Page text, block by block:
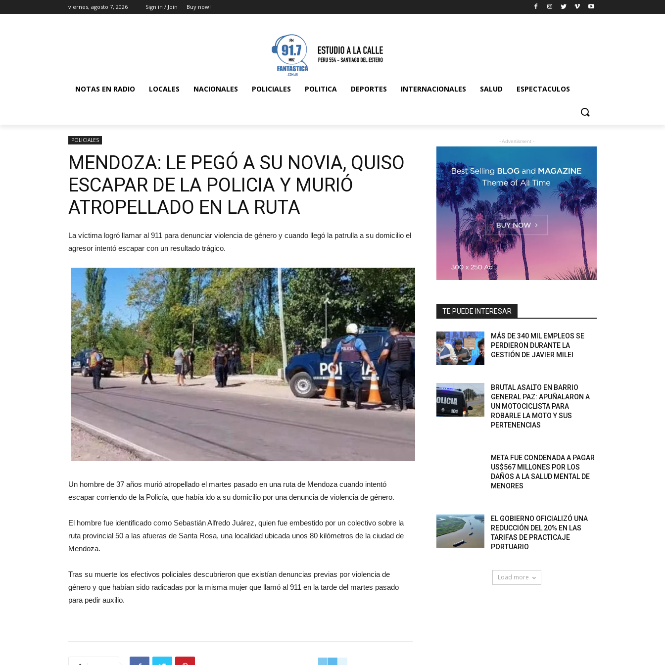
viernes, agosto 7, 2026 Sign in / Join Buy now!
NOTAS EN RADIO LOCALES NACIONALES POLICIALES POLITICA DEPORTES INTERNACIONALES SALUD ESPECTACULOS
POLICIALES
MENDOZA: LE PEGÓ A SU NOVIA, QUISO
ESCAPAR DE LA POLICIA Y MURIÓ
ATROPELLADO EN LA RUTA
La víctima logró llamar al 911 para denunciar violencia de género y cuando llegó la patrulla a su domicilio el
agresor intentó escapar con un resultado trágico.
Un hombre de 37 años murió atropellado el martes pasado en una ruta de Mendoza cuando intentó
escapar corriendo de la Policía, que había ido a su domicilio por una denuncia de violencia de género.
El hombre fue identificado como Sebastián Alfredo Juárez, quien fue embestido por un colectivo sobre la
ruta provincial 50 a las afueras de Santa Rosa, una localidad ubicada unos 80 kilómetros de la ciudad de
Mendoza.
Tras su muerte los efectivos policiales descubrieron que existían denuncias previas por violencia de
género y que habían sido radicadas por la misma mujer que llamó al 911 en la tarde del martes pasado
para pedir auxilio.
- Advertisment -
TE PUEDE INTERESAR
MÁS DE 340 MIL EMPLEOS SE
PERDIERON DURANTE LA
GESTIÓN DE JAVIER MILEI
BRUTAL ASALTO EN BARRIO
GENERAL PAZ: APUÑALARON A
UN MOTOCICLISTA PARA
ROBARLE LA MOTO Y SUS
PERTENENCIAS
META FUE CONDENADA A PAGAR
US$567 MILLONES POR LOS
DAÑOS A LA SALUD MENTAL DE
MENORES
EL GOBIERNO OFICIALIZÓ UNA
REDUCCIÓN DEL 20% EN LAS
TARIFAS DE PRACTICAJE
PORTUARIO
Load more